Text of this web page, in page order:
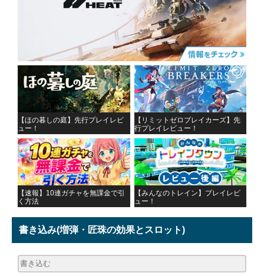
【ほの暮しの庭】先行プレイレビ
ュー！
【リミットゼロブレイカーズ】先
行プレイレビュー！
【速報】10連ガチャを無課金で引
く方法
【みんなのトレイン】プレイレビ
ュー！
書き込み(増弾・匠珠の効果とスロット)